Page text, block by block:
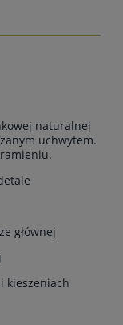
naturalnej
uchwytem.
głównej
kieszeniach